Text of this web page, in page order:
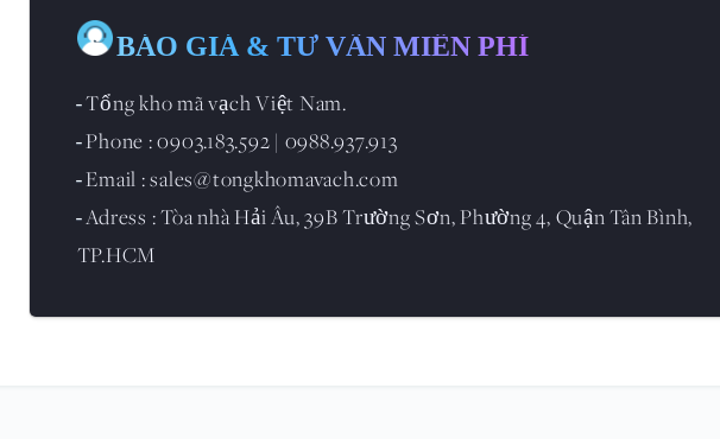
BÁO GIÁ & TƯ VẪN MIỄN PHÍ
- Tổng kho mã vạch Việt Nam.
- Phone : 0903.183.592 | 0988.937.913
- Email : sales@tongkhomavach.com
- Adress : Tòa nhà Hải Âu, 39B Trường Sơn, Phường 4, Quận Tân Bình,
TP.HCM